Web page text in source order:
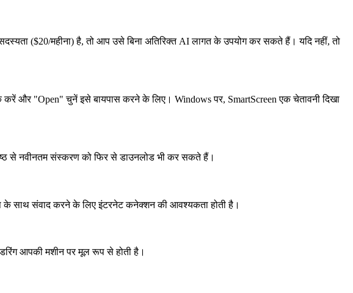
($20/महीना) है, तो आप उसे बिना अतिरिक्त AI लागत के उपयोग कर सकते हैं। यदि नहीं, तो
करें और "Open" चुनें इसे बायपास करने के लिए। Windows पर, SmartScreen एक चेतावनी दिखा
से नवीनतम संस्करण को फिर से डाउनलोड भी कर सकते हैं।
के साथ संवाद करने के लिए इंटरनेट कनेक्शन की आवश्यकता होती है।
आपकी मशीन पर मूल रूप से होती है।